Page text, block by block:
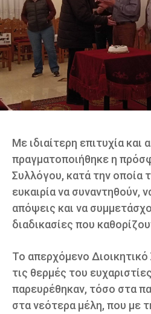
Με ιδιαίτερη επιτυχία
πραγματοποιήθηκε η
Συλλόγου, κατά την οποία
ευκαιρία να συναντηθούν,
απόψεις και να
διαδικασίες που
Το απερχόμενο
τις θερμές του
παρευρέθηκαν, τόσο στα
στα νεότερα μέλη, που με